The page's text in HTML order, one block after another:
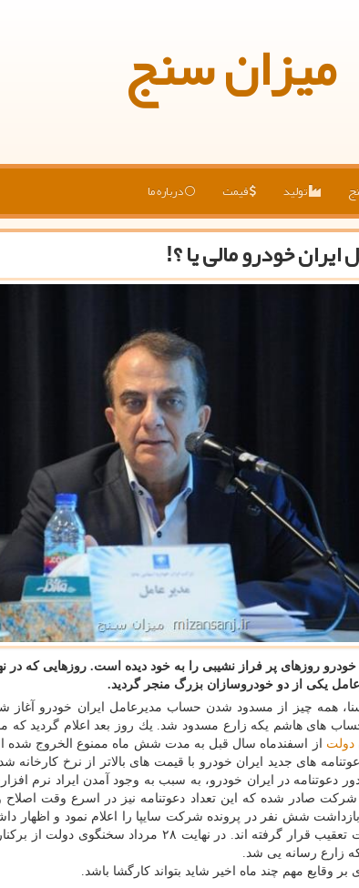
میزان سنج
تولید قیمت درباره ما
خودرو مالی یا ؟!
روزهای پر فراز نشیبی را به خود دیده است. روزهایی كه
یكی از دو خودروسازان بزرگ منجر گردید.
های هاشم یكه زارع مسدود شد. یك روز بعد اعلام گردید كه
دولت از اسفندماه سال قبل به مدت شش ماه ممنوع الخروج شده
های جدید ایران خودرو با قیمت های بالاتر از نرخ
دعوتنامه در ایران خودرو، به سبب به وجود آمدن ایراد نرم
صادر شده كه این تعداد دعوتنامه نیز در اسرع وقت
شش نفر در پرونده شركت سایپا را اعلام نمود و اظهار
پرونده ای تشكیل شده و افرادی تحت تعقیب قرار گرفته اند.
زارع رسانه یی شد.
وقایع مهم چند ماه اخیر شاید بتواند كارگشا باشد.